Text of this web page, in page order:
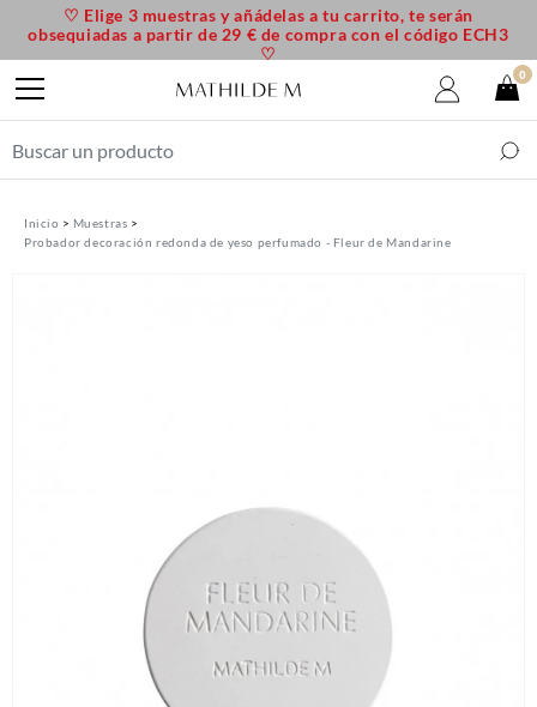
Inicio
Muestras
Probador decoración redonda de yeso perfumado - Fleur de Mandarine
♡ Elige 3 muestras y añádelas a tu carrito, te serán
obsequiadas a partir de 29 € de compra con el código ECH3
♡
0